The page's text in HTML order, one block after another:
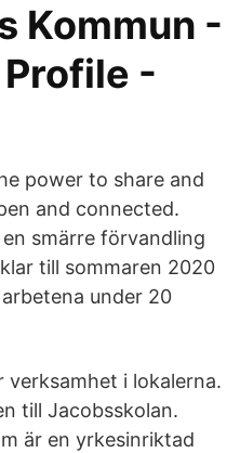
Kommun -
-
power to share and
and connected.
smärre förvandling
till sommaren 2020
under 20
verksamhet i lokalerna.
till Jacobsskolan.
är en yrkesinriktad